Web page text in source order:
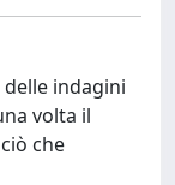
indagini
volta il
che